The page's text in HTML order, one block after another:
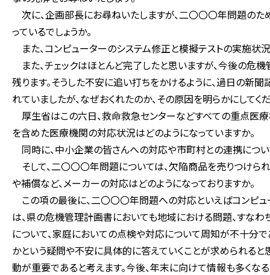
次に、企画部長にお尋ねいたしますが、二〇〇〇年問題のた
っているでしょうか。
また、コンピューターのシステム修正と模擬テストの実施状
また、チェックはほとんど完了したと思いますが、今後の危
残ります。そうした不安に追い打ちをかけるように、過日の新
れていましたが、なぜおくれたのか、その原因を明らかにしてく
厚生省はこの六日、救命救急センターなどすべての重点医
を含めた医療機関の対応状況はどのようになっていますか。
同時に、中小企業の皆さんへの対応や市町村との連携につい
そして、二〇〇〇年問題については、欠陥商品を売りつけら
や補償など、メーカーの対応はどのようになっておりますか。
この項の最後に、二〇〇〇年問題への対応といえばコンピ
は、県の危機管理計画書においても地域における問題、すなわ
について、家庭においての点検や対応について周知が不十分
かという疑問や不安に具体的に答えていくことが求められると
動が重要であると考えます。今後、年末に向けて情報も多くな